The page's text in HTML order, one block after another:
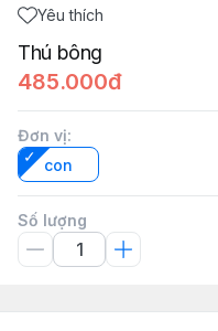
Yêu thích
Thú bông
485.000đ
Đơn vị:
con
Số lượng